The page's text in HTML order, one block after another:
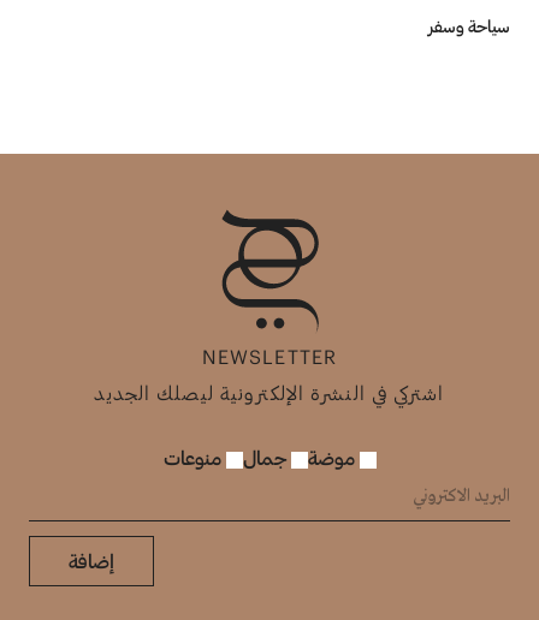
سياحة وسفر
NEWSLETTER
اشتركي في النشرة الإلكترونية ليصلك الجديد
موضة جمال منوعات
إضافة